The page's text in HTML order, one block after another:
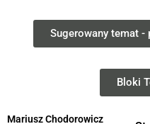
Sugerowany temat -
Bloki
Mariusz Chodorowicz